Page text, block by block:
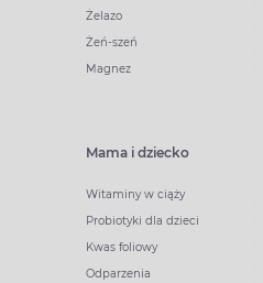
Żelazo
Żeń-szeń
Magnez
Mama i dziecko
Witaminy w ciąży
Probiotyki dla dzieci
Kwas foliowy
Odparzenia